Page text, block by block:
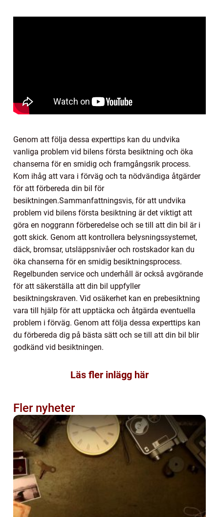
Genom att följa dessa experttips kan du undvika
vanliga problem vid bilens första besiktning och öka
chanserna för en smidig och framgångsrik process.
Kom ihåg att vara i förväg och ta nödvändiga åtgärder
för att förbereda din bil för
besiktningen.Sammanfattningsvis, för att undvika
problem vid bilens första besiktning är det viktigt att
göra en noggrann förberedelse och se till att din bil är i
gott skick. Genom att kontrollera belysningssystemet,
däck, bromsar, utsläppsnivåer och rostskador kan du
öka chanserna för en smidig besiktningsprocess.
Regelbunden service och underhåll är också avgörande
för att säkerställa att din bil uppfyller
besiktningskraven. Vid osäkerhet kan en prebesiktning
vara till hjälp för att upptäcka och åtgärda eventuella
problem i förväg. Genom att följa dessa experttips kan
du förbereda dig på bästa sätt och se till att din bil blir
godkänd vid besiktningen.
Läs fler inlägg här
Fler nyheter